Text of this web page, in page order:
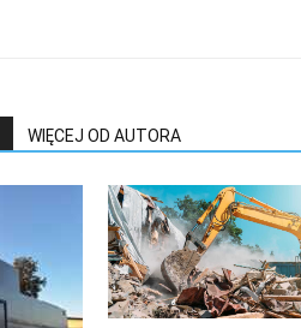
WIĘCEJ OD AUTORA